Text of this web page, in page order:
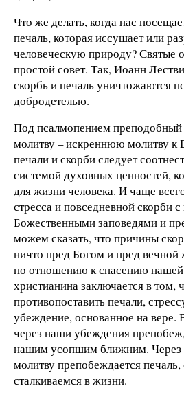
Что же делать, когда нас
печаль, которая иссушает или
человеческую природу? Святые
простой совет. Так, Иоанн
скорбь и печаль уничтожаются
добродетелью.
Под псалмопением преподобный
молитву – искреннюю молитву к
печали и скорби следует
системой духовных ценностей,
для жизни человека. И чаще
стресса и повседневной скорби
Божественными заповедями и
можем сказать, что причины
ничто пред Богом и пред вечной
по отношению к спасению
христианина заключается в том,
противопоставить печали,
убеждение, основанное на вере.
через наши убеждения
нашим усопшим ближним. Через
молитву препобеждается
сталкиваемся в жизни.